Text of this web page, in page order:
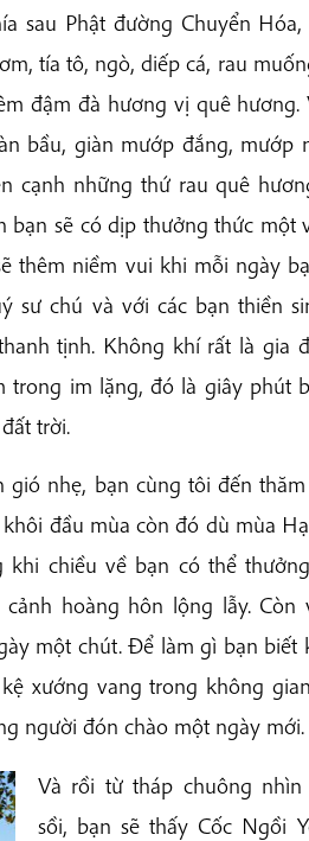
sau Phật đường Chuyển
tía tô, ngò, diếp cá, rau
đậm đà hương vị quê hương.
bầu, giàn mướp đắng, mướp
cạnh những thứ rau quê
bạn sẽ có dịp thưởng thức một
thêm niềm vui khi mỗi ngày
sư chú và với các bạn thiền
tịnh. Không khí rất là gia
im lặng, đó là giây phút
trời.
nhẹ, bạn cùng tôi đến
đầu mùa còn đó dù mùa
chiều về bạn có thể
hoàng hôn lộng lẫy. Còn
một chút. Để làm gì bạn biết
xướng vang trong không
người đón chào một ngày mới.
Và rồi từ tháp chuông
sồi, bạn sẽ thấy Cốc Ngồi